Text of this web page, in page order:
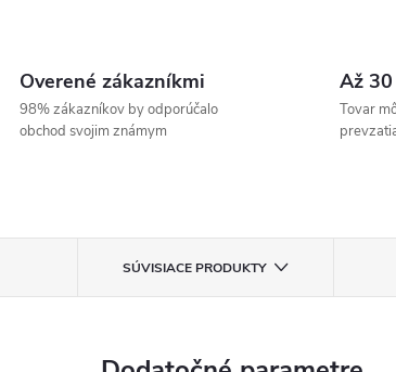
Overené zákazníkmi
98% zákazníkov by odporúčalo
obchod svojim známym
Až
Tovar
SÚVISIACE PRODUKTY